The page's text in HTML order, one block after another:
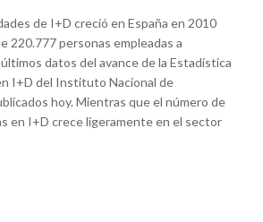
de I+D creció en España en 2010
220.777 personas empleadas a
datos del avance de la Estadística
I+D del Instituto Nacional de
hoy. Mientras que el número de
en I+D crece ligeramente en el sector